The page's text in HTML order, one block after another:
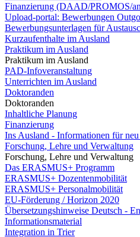
Finanzierung (DAAD/PROMOS/
Upload-portal: Bewerbungen
Bewerbungsunterlagen für
Kurzaufenthalte im Ausland
Praktikum im Ausland
Praktikum im Ausland
PAD-Infoveranstaltung
Unterrichten im Ausland
Doktoranden
Doktoranden
Inhaltliche Planung
Finanzierung
Ins Ausland - Informationen für
Forschung, Lehre und Verwaltung
Forschung, Lehre und Verwaltung
Das ERASMUS+ Programm
ERASMUS+ Dozentenmobilität
ERASMUS+ Personalmobilität
EU-Förderung / Horizon 2020
Übersetzungshinweise Deutsch -
Informationsmaterial
Integration in Trier